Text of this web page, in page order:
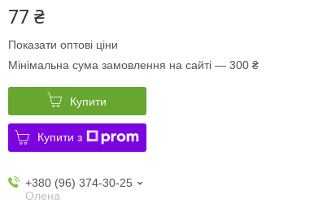
77 ₴
Показати оптові ціни
Мінімальна сума замовлення на сайті — 300 ₴
Купити
Купити з
+380 (96) 374-30-25
Олена